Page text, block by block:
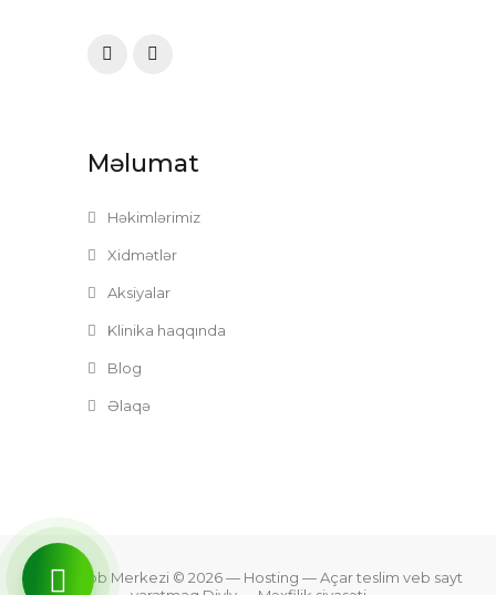
Məlumat
Həkimlərimiz
Xidmətlər
Aksiyalar
Klinika haqqında
Blog
Əlaqə
Zefer Tibb Merkezi © 2026— Hosting —Açar teslim veb sayt